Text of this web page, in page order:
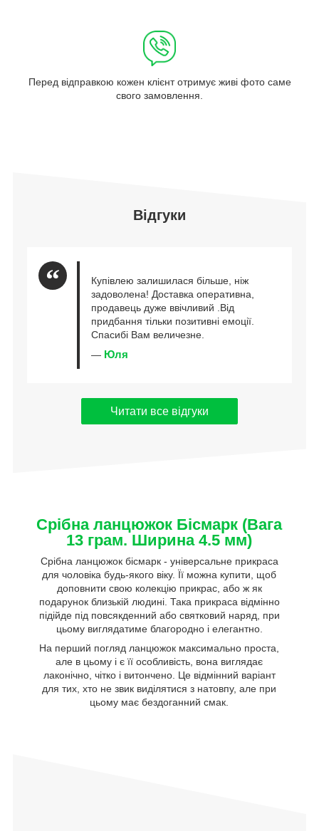
Перед відправкою кожен клієнт отримує живі фото саме
свого замовлення.
Відгуки
Купівлею залишилася більше, ніж
задоволена! Доставка оперативна,
продавець дуже ввічливий .Від
придбання тільки позитивні емоції.
Спасибі Вам величезне.
— Юля
Читати все відгуки
Срібна ланцюжок Бісмарк (Вага
13 грам. Ширина 4.5 мм)
Срібна ланцюжок бісмарк - універсальне прикраса
для чоловіка будь-якого віку. Її можна купити, щоб
доповнити свою колекцію прикрас, або ж як
подарунок близькій людині. Така прикраса відмінно
підійде під повсякденний або святковий наряд, при
цьому виглядатиме благородно і елегантно.
На перший погляд ланцюжок максимально проста,
але в цьому і є її особливість, вона виглядає
лаконічно, чітко і витончено. Це відмінний варіант
для тих, хто не звик виділятися з натовпу, але при
цьому має бездоганний смак.